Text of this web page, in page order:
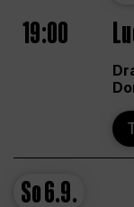
19:00
So6.9.